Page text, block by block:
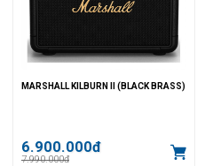
MARSHALL KILBURN II (BLACK BRASS)
6.900.000đ
7.990.000đ